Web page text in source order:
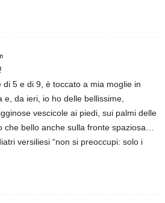
di 5 e di 9, è toccato a mia moglie in
e, da ieri, io ho delle bellissime,
vescicole ai piedi, sui palmi delle
che bello anche sulla fronte spaziosa…
versiliesi “non si preoccupi: solo i